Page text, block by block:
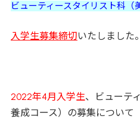
ビューティースタイリスト科（
入学生募集締切いたしました。
2022年4月入学生、ビューテ
養成コース）の募集について